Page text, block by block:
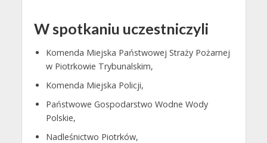
W spotkaniu uczestniczyli
Komenda Miejska Państwowej Straży Pożarnej
w Piotrkowie Trybunalskim,
Komenda Miejska Policji,
Państwowe Gospodarstwo Wodne Wody
Polskie,
Nadleśnictwo Piotrków,